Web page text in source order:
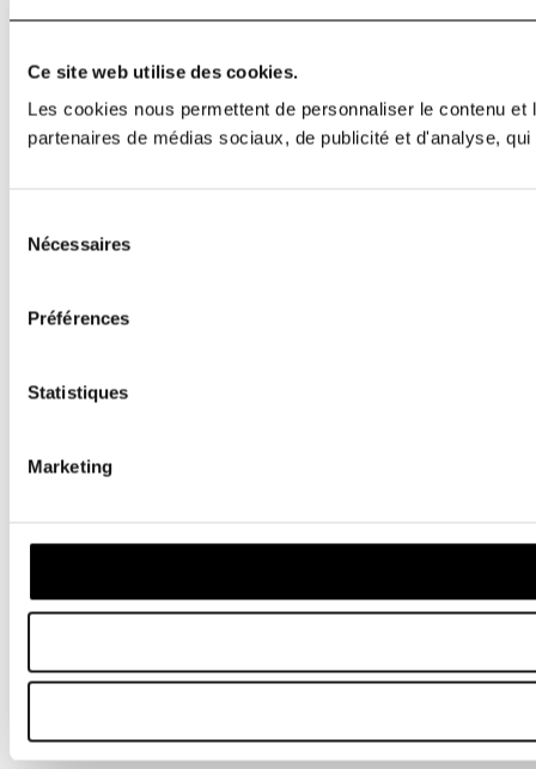
Ce site web utilise des cookies.
Les cookies nous permettent de personnaliser le contenu
partenaires de médias sociaux, de publicité et d'analyse,
Nécessaires
Préférences
Statistiques
Marketing